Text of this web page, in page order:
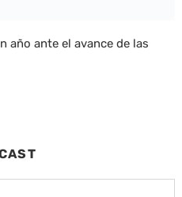
año ante el avance de las